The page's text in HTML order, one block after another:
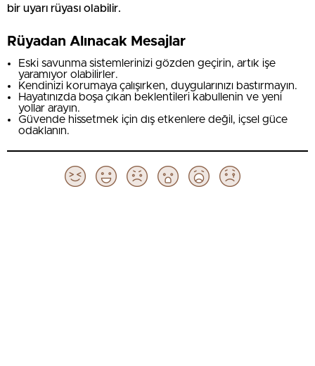
bir uyarı rüyası olabilir.
Rüyadan Alınacak Mesajlar
Eski savunma sistemlerinizi gözden geçirin, artık işe
yaramıyor olabilirler.
Kendinizi korumaya çalışırken, duygularınızı bastırmayın.
Hayatınızda boşa çıkan beklentileri kabullenin ve yeni
yollar arayın.
Güvende hissetmek için dış etkenlere değil, içsel güce
odaklanın.